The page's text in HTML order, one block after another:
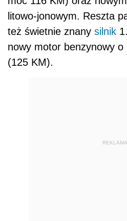
litowo-jonowym. Reszta
też świetnie znany silnik
nowy motor benzynowy
(125 KM).
REKLAMA